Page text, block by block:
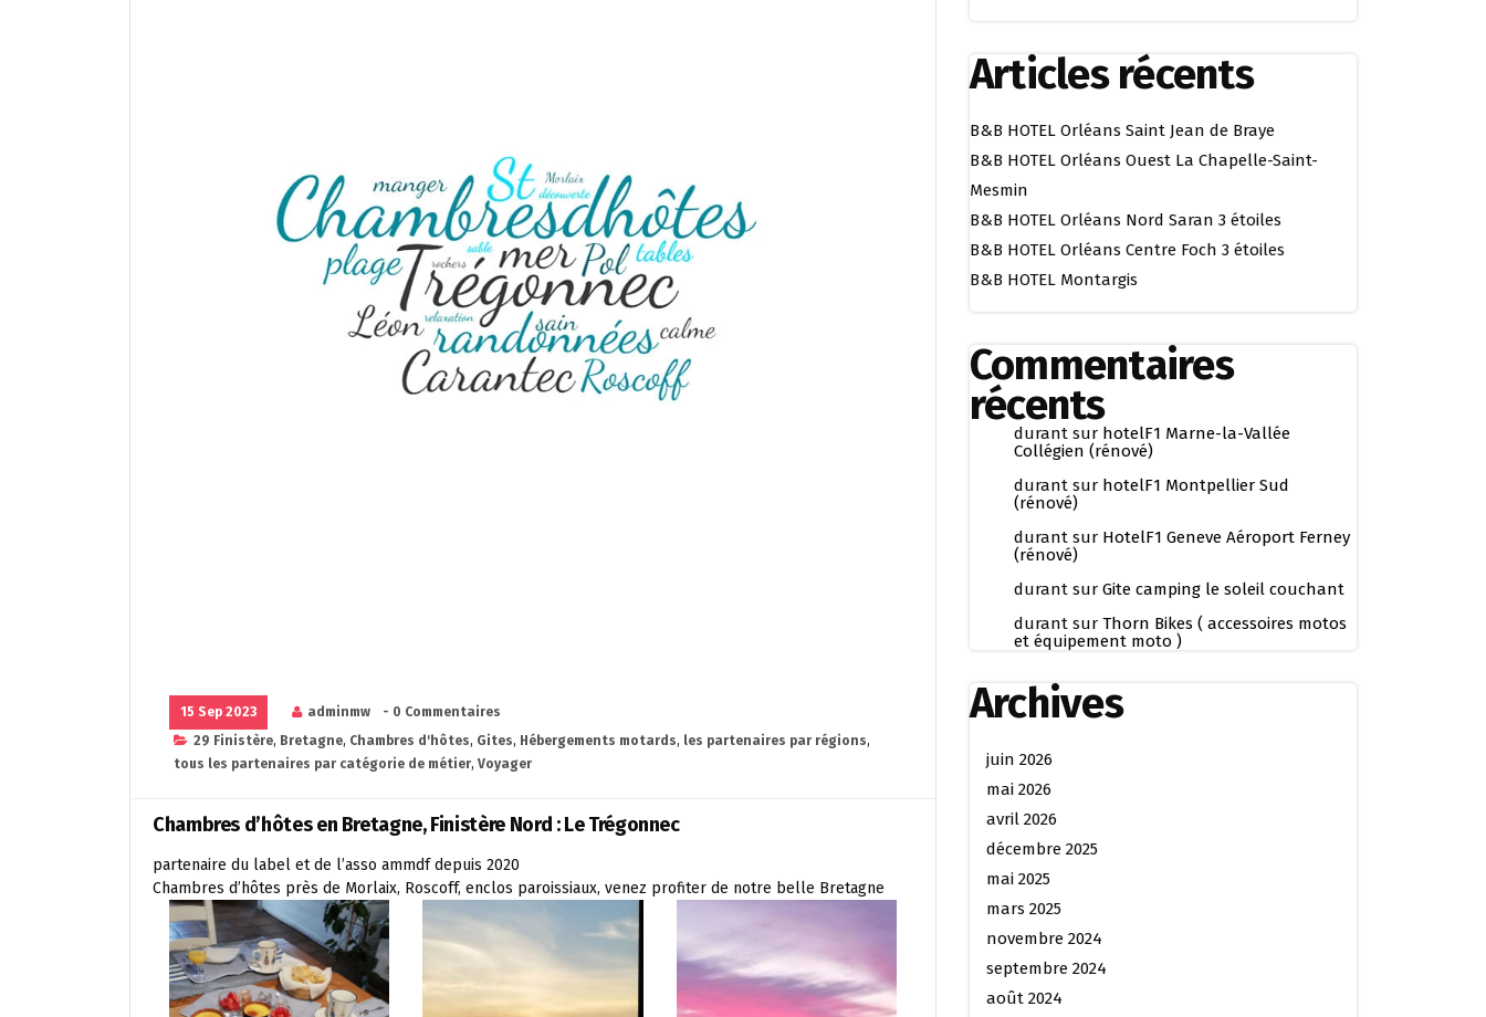
15 Sep 2023 adminmw
- 0 Commentaires
29 Finistère, Bretagne, Chambres d'hôtes, Gites, Hébergements motards, les partenaires par régions,
tous les partenaires par catégorie de métier, Voyager
Chambres d’hôtes en Bretagne, Finistère Nord : Le Trégonnec
partenaire du label et de l’asso ammdf depuis 2020
Chambres d’hôtes près de Morlaix, Roscoff, enclos paroissiaux, venez profiter de notre belle Bretagne
Articles récents
B&B HOTEL Orléans Saint Jean de Braye
B&B HOTEL Orléans Ouest La Chapelle-Saint-
Mesmin
B&B HOTEL Orléans Nord Saran 3 étoiles
B&B HOTEL Orléans Centre Foch 3 étoiles
B&B HOTEL Montargis
Commentaires
récents
durant sur hotelF1 Marne-la-Vallée
Collégien (rénové)
durant sur hotelF1 Montpellier Sud
(rénové)
durant sur HotelF1 Geneve Aéroport Ferney
(rénové)
durant sur Gite camping le soleil couchant
durant sur Thorn Bikes ( accessoires motos
et équipement moto )
Archives
juin 2026
mai 2026
avril 2026
décembre 2025
mai 2025
mars 2025
novembre 2024
septembre 2024
août 2024